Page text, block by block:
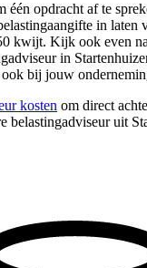
één opdracht af te
in laten
kwijt. Kijk ook even
in
bij jouw
kosten om direct
belastingadviseur uit